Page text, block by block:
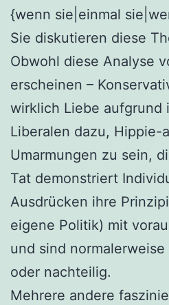
{wenn sie|einmal
Sie diskutieren diese
Obwohl diese Analyse
erscheinen –
wirklich Liebe aufgrund
Liberalen dazu, Hippie-
Umarmungen zu sein,
Tat demonstriert
Ausdrücken ihre
eigene Politik) mit
und sind
oder nachteilig.
Mehrere andere